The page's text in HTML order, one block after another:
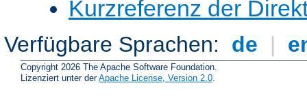
Kurzreferenz der
Verfügbare Sprachen: de |
Copyright 2026 The Apache Software Foundation.
Lizenziert unter derApache License, Version 2.0.